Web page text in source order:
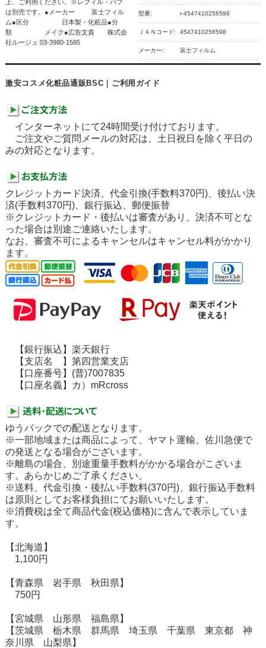
上、ご利用ください。※レフィル・パフ
は別売です。●メーカー 富士フィル
ム●区分 日本製・化粧品●分
類 メイク●広告文責 株式会
社ルージュ 03-3980-1585
型番: r-4547410256598
ＪＡＮコード: 4547410256598
メーカー: 富士フィルム
激安コスメ化粧品通販BSC｜ご利用ガイド
インターネットにて24時間受け付けております。
ご注文やご質問メールの対応は、土日祝日を除く平日の
みの対応となります。
クレジットカード決済、代金引換(手数料370円)、後払い決
済(手数料370円)、銀行振込、郵便振替
※クレジットカード・後払いは審査があり、決済不可とな
った場合は別途ご連絡いたします。
なお、審査不可によるキャンセルはキャンセル料がかかり
ます。
【銀行振込】楽天銀行
【支店名 】第四営業支店
【口座番号】(普)7007835
【口座名義】カ）mRcross
ゆうパックでの配送となります。
※一部地域または商品によって、ヤマト運輸、佐川急便で
の発送となる場合がございます。
※離島の場合、別途重量手数料がかかる場合がこざいま
す。あらかじめご了承ください。
※送料、代金引換・後払い手数料(370円)、銀行振込手数料
は原則としてお客様負担にてお願いいたします。
※消費税は全て商品代金(税込価格)に含んで表示していま
す。
【北海道】
1,100円
【青森県 岩手県 秋田県】
750円
【宮城県 山形県 福島県】
【茨城県 栃木県 群馬県 埼玉県 千葉県 東京都 神
奈川県 山梨県】